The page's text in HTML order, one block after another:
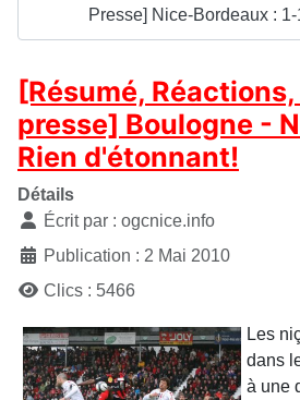
Presse] Nice-Bordeaux :
[Résumé,
presse] Boulogne -
Rien d'étonnant!
Détails
Écrit par : ogcnice.info
Publication : 2 Mai 2010
Clics : 5466
Les
dans
à une